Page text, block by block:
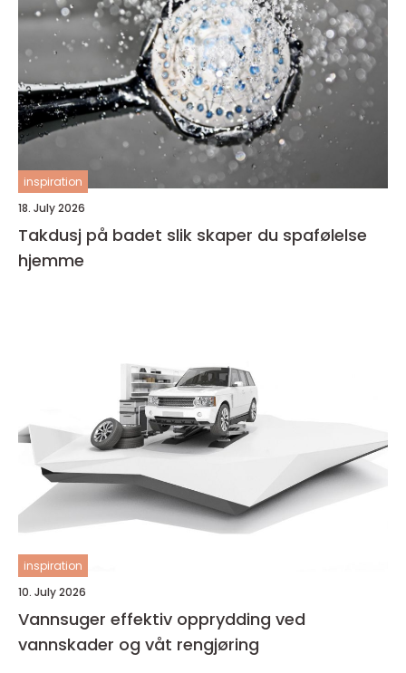
inspiration
18. July 2026
Takdusj på badet slik skaper du spafølelse
hjemme
inspiration
10. July 2026
Vannsuger effektiv opprydding ved
vannskader og våt rengjøring